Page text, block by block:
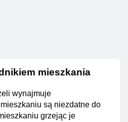
mieszkania
wynajmuje
są niezdatne do
grzejąc je